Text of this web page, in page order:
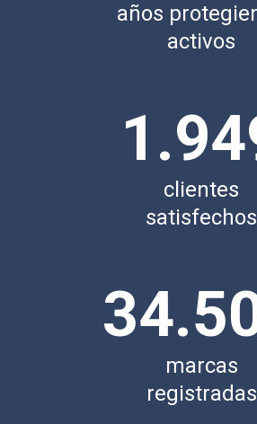
años
activos
clientes
satisfechos
marcas
registradas